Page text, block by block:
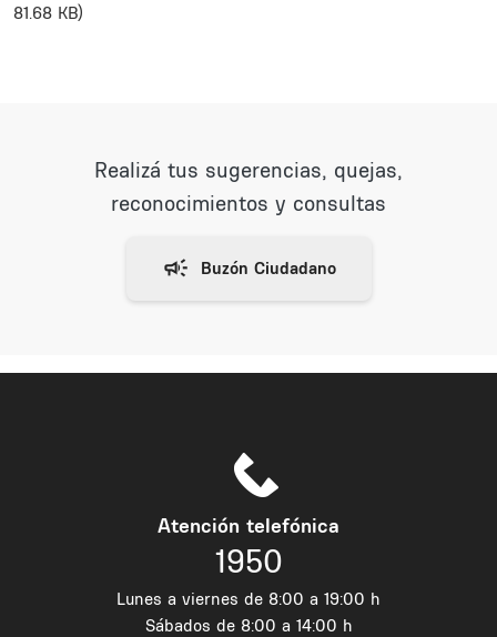
81.68 KB)
Realizá tus sugerencias, quejas,
reconocimientos y consultas
Atención telefónica
1950
Lunes a viernes de 8:00 a 19:00 h
Sábados de 8:00 a 14:00 h